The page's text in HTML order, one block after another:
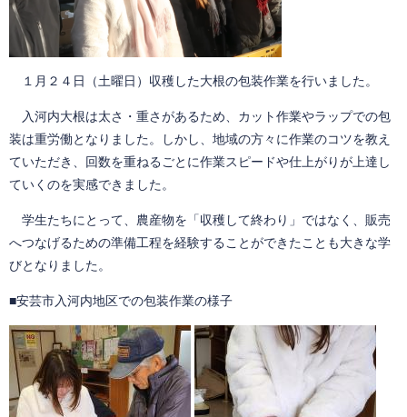
１月２４日（土曜日）収穫した大根の包装作業を行いました。
入河内大根は太さ・重さがあるため、カット作業やラップでの包
装は重労働となりました。しかし、地域の方々に作業のコツを教え
ていただき、回数を重ねるごとに作業スピードや仕上がりが上達し
ていくのを実感できました。
学生たちにとって、農産物を「収穫して終わり」ではなく、販売
へつなげるための準備工程を経験することができたことも大きな学
びとなりました。
■安芸市入河内地区での包装作業の様子